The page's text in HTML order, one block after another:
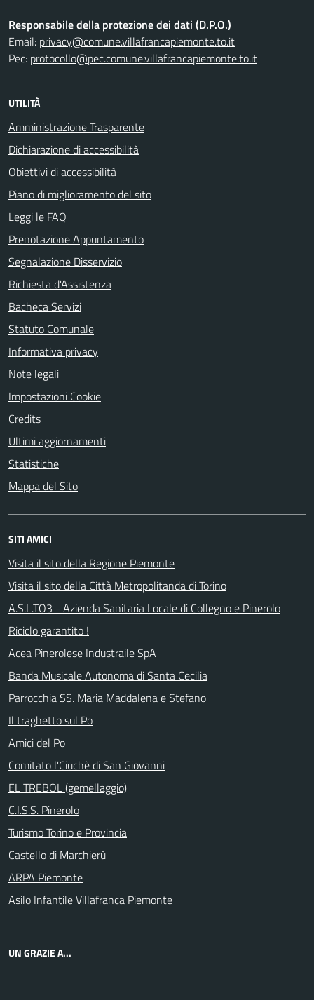
Responsabile della protezione dei dati (D.P.O.)
Email: privacy@comune.villafrancapiemonte.to.it
Pec: protocollo@pec.comune.villafrancapiemonte.to.it
UTILITÀ
Amministrazione Trasparente
Dichiarazione di accessibilità
Obiettivi di accessibilità
Piano di miglioramento del sito
Leggi le FAQ
Prenotazione Appuntamento
Segnalazione Disservizio
Richiesta d'Assistenza
Bacheca Servizi
Statuto Comunale
Informativa privacy
Note legali
Impostazioni Cookie
Credits
Ultimi aggiornamenti
Statistiche
Mappa del Sito
SITI AMICI
Visita il sito della Regione Piemonte
Visita il sito della Città Metropolitanda di Torino
A.S.L.TO3 - Azienda Sanitaria Locale di Collegno e Pinerolo
Riciclo garantito !
Acea Pinerolese Industraile SpA
Banda Musicale Autonoma di Santa Cecilia
Parrocchia SS. Maria Maddalena e Stefano
Il traghetto sul Po
Amici del Po
Comitato l'Ciuchè di San Giovanni
EL TREBOL (gemellaggio)
C.I.S.S. Pinerolo
Turismo Torino e Provincia
Castello di Marchierù
ARPA Piemonte
Asilo Infantile Villafranca Piemonte
UN GRAZIE A...